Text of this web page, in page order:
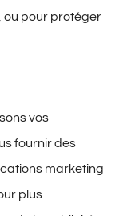
ou pour protéger
vos
fournir des
marketing
plus